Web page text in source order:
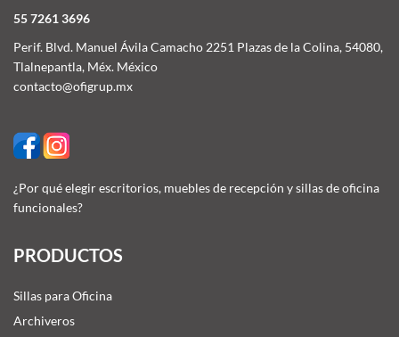
55 7261 3696
Perif. Blvd. Manuel Ávila Camacho 2251 Plazas de la Colina, 54080,
Tlalnepantla, Méx. México
contacto@ofigrup.mx
¿Por qué elegir escritorios, muebles de recepción y sillas de oficina
funcionales?
PRODUCTOS
Sillas para Oficina
Archiveros